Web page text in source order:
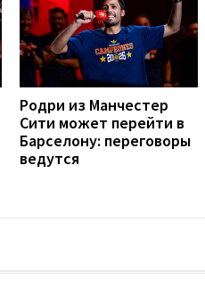
Родри из Манчестер
Сити может перейти в
Барселону: переговоры
ведутся